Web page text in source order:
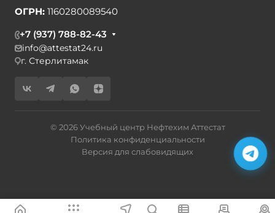
ОГРН: 1160280089540
+7 (937) 788-82-43
info@attestat24.ru
г. Стерлитамак
© 2026 Учебный центр Нефтехим Аттестат
Политика конфиденциальности
Версия для слабовидящих